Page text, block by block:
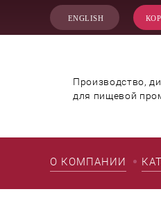
ENGLISH
Производство,
для пищевой
О КОМПАНИИ